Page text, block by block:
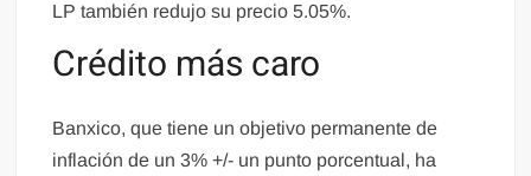
LP también redujo su precio 5.05%.
Crédito más caro
Banxico, que tiene un objetivo permanente de
inflación de un 3% +/- un punto porcentual, ha